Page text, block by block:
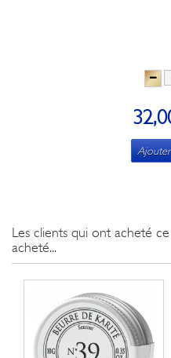
Les clients qui ont acheté
acheté...